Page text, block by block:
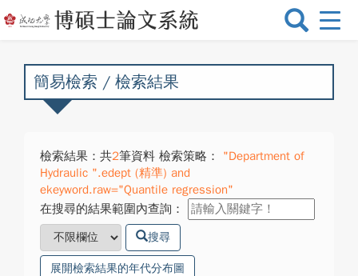
選
換
簡易檢索 / 檢索結果
檢索結果：共2筆資料 檢索策略：
"Department of
Hydraulic ".edept (精準) and
ekeyword.raw="Quantile regression"
在搜尋的結果範圍內查詢：
搜尋
展開檢索結果的年代分布圖